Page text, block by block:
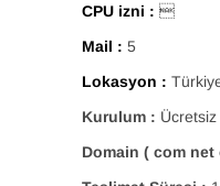
CPU izni : 
Mail : 5
Lokasyon :
Kurulum : Ücretsiz
Domain ( com net